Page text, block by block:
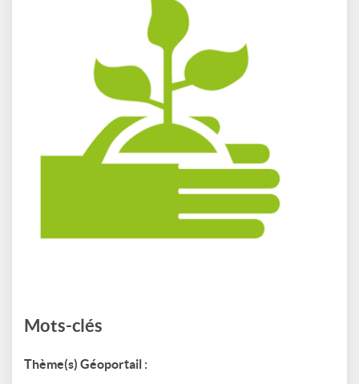
Mots-clés
Thème(s) Géoportail :